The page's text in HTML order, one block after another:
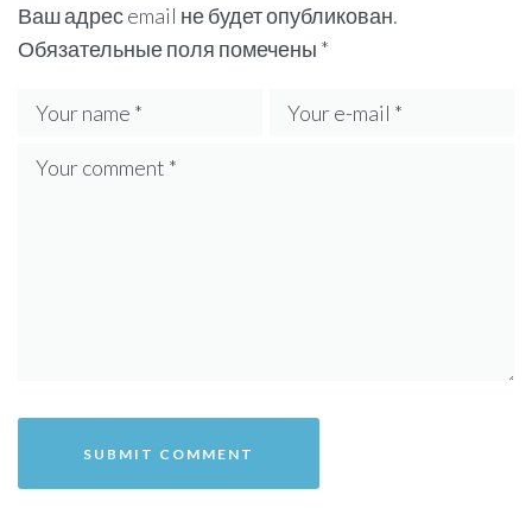
Ваш адрес email не будет опубликован.
Обязательные поля помечены *